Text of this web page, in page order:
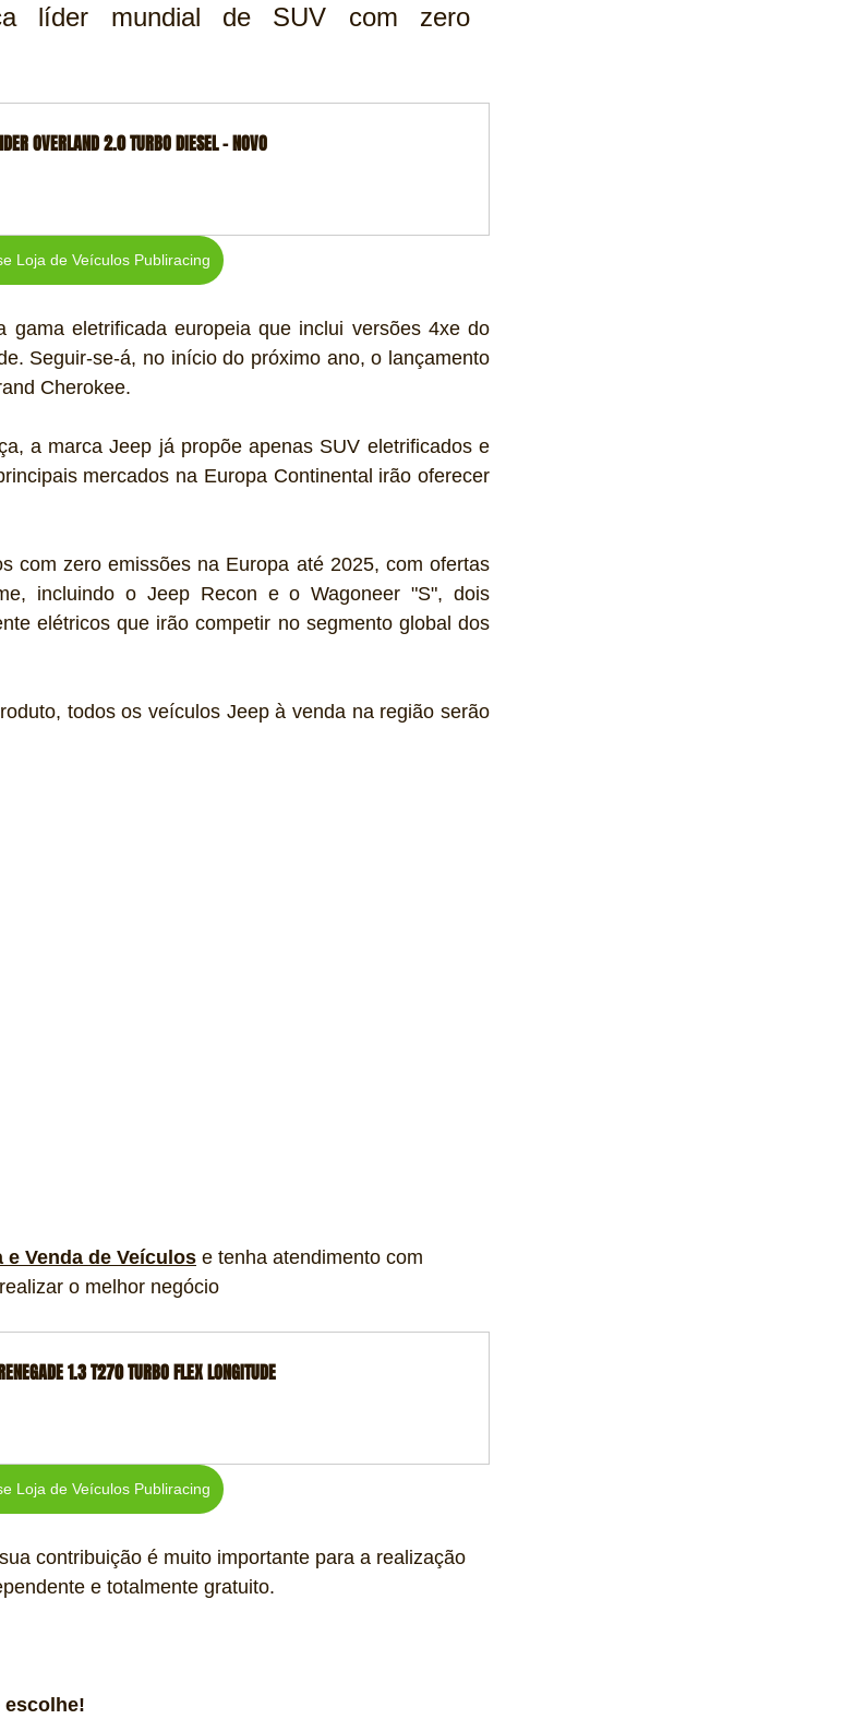
líder mundial de SUV com zero
OVERLAND 2.0 TURBO DIESEL - NOVO
Loja de Veículos Publiracing
gama eletrificada europeia que inclui versões 4xe do
Seguir-se-á, no início do próximo ano, o lançamento
Cherokee.
mercados na Europa Continental irão oferecer
com zero emissões na Europa até 2025, com ofertas
incluindo o Jeep Recon e o Wagoneer "S", dois
elétricos que irão competir no segmento global dos
todos os veículos Jeep à venda na região serão
Venda de Veículos e tenha atendimento com
o melhor negócio
1.3 T270 TURBO FLEX LONGITUDE
Loja de Veículos Publiracing
contribuição é muito importante para a realização
e totalmente gratuito.
escolhe!